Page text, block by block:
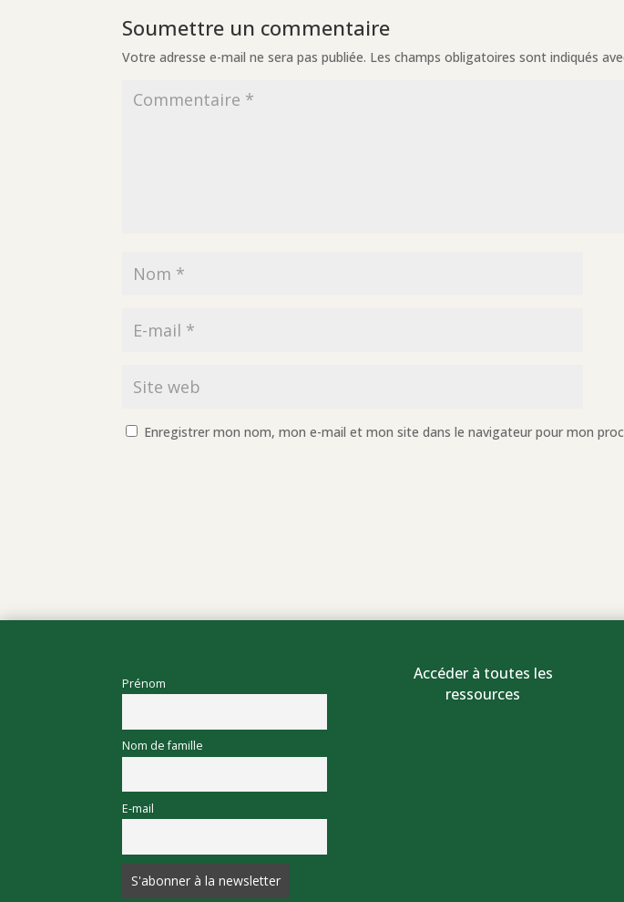
Soumettre un commentaire
Votre adresse e-mail ne sera pas publiée. Les champs obligatoires sont indiqués
Enregistrer mon nom, mon e-mail et mon site dans le navigateur pour mon
Prénom
Nom de famille
E-mail
Accéder à toutes les
ressources